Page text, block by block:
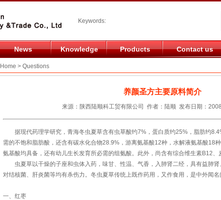
Keywords:
News Knowledge Products Contact us
Home > Questions
养颜圣方主要原料简介
来源：陕西陆顺科工贸有限公司 作者：陆顺 发布日期：
据现代药理学研究，青海冬虫夏草含有虫草酸约7%，蛋白质约25%，脂肪约
需的不饱和脂肪酸，还含有碳水化合物28.9%，游离氨基酸12种，水解液氨基酸18
氨基酸均具备，还有幼儿生长发育所必需的组氨酸。此外，尚含有综合维生素B12、
虫夏草以干燥的子座和虫体入药，味甘、性温、气香，入肺肾二经，具有益肺肾
对结核菌、肝炎菌等均有杀伤力。冬虫夏草传统上既作药用，又作食用，是中外闻
一、红枣